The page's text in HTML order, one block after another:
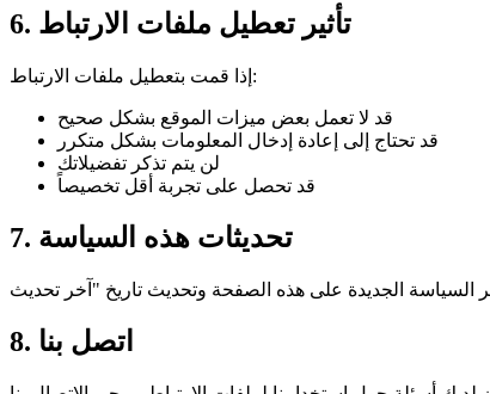
6. تأثير تعطيل ملفات الارتباط
إذا قمت بتعطيل ملفات الارتباط:
قد لا تعمل بعض ميزات الموقع بشكل صحيح
قد تحتاج إلى إعادة إدخال المعلومات بشكل متكرر
لن يتم تذكر تفضيلاتك
قد تحصل على تجربة أقل تخصيصاً
7. تحديثات هذه السياسة
8. اتصل بنا